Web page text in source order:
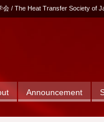
会 / The Heat Transfer Society of
Announcement